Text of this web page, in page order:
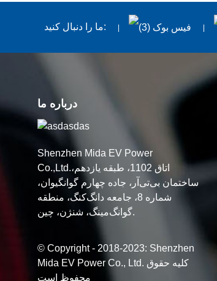
ما را دنبال کنید:
درباره ما
Shenzhen Mida EV Power
Co.,Ltd.اتاق 1102، طبقه یازدهم،
ساختمان بی‌تی‌آر، جاده چهارم گوانگیوان،
شماره 8، جامعه دانگ‌کنگ، منطقه
گوانگ‌مینگ، شنژن، چین.
© Copyright - 2018-2023: Shenzhen
Mida EV Power Co., Ltd. کلیه حقوق
محفوظ است